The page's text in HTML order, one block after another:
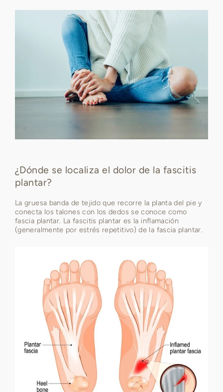
¿Dónde se localiza el dolor de la fascitis
plantar?
La gruesa banda de tejido que recorre la planta del pie y
conecta los talones con los dedos se conoce como
fascia plantar. La fascitis plantar es la inflamación
(generalmente por estrés repetitivo) de la fascia plantar.